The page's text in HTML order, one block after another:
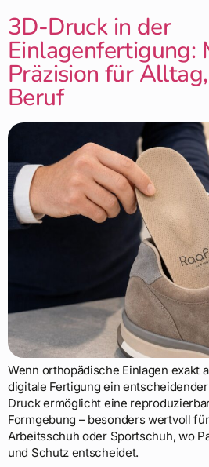
3D-Druck in der
Einlagenfertigung:
Präzision für
Beruf
Wenn orthopädische Einlagen exakt
digitale Fertigung ein
Druck ermöglicht eine
Formgebung – besonders wertvoll
Arbeitsschuh oder Sportschuh, wo
und Schutz entscheidet.